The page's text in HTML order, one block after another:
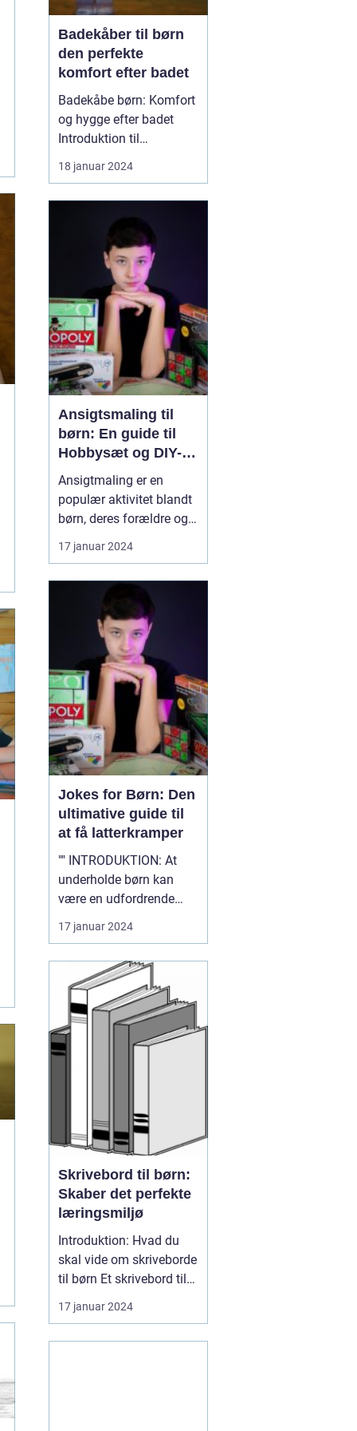
Badekåber til børn
den perfekte
komfort efter badet
Badekåbe børn: Komfort
og hygge efter badet
Introduktion til
badekåber til børn
Badekåbe...
18 januar 2024
Ansigtsmaling til
børn: En guide til
Hobbysæt og DIY-
projektkøbere
Ansigtmaling er en
populær aktivitet blandt
børn, deres forældre og
hele familien. Det er ikke
kun underholdende, men
måde at udtrykke sig på.
Ansigtet er et lærred, og
med de rette materialer
og teknikker kan børn
blive forva...
17 januar 2024
Jokes for Børn: Den
ultimative guide til
at få latterkramper
"" INTRODUKTION: At
underholde børn kan
være en udfordrende
opgave, men intet slår
den u...
17 januar 2024
Skrivebord til børn:
Skaber det perfekte
læringsmiljø
Introduktion: Hvad du
skal vide om skriveborde
til børn Et skrivebord til
børn er en vigtig del af
deres læringsmiljø. Det
17 januar 2024